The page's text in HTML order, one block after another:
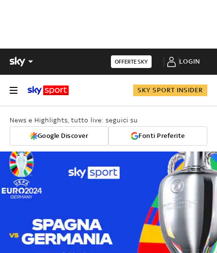
OFFERTE SKY LOGIN
SKY SPORT INSIDER
News e Highlights, tutto live: seguici su
Google Discover Fonti Preferite